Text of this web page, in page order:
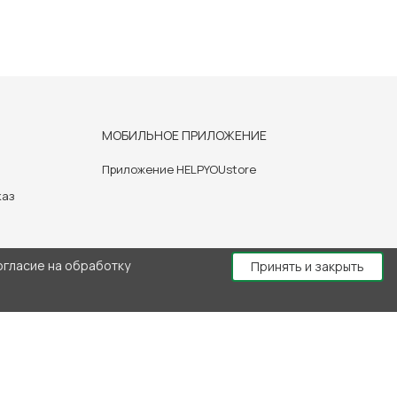
МОБИЛЬНОЕ ПРИЛОЖЕНИЕ
Приложение HELPYOUstore
на обработку Принять и закрыть